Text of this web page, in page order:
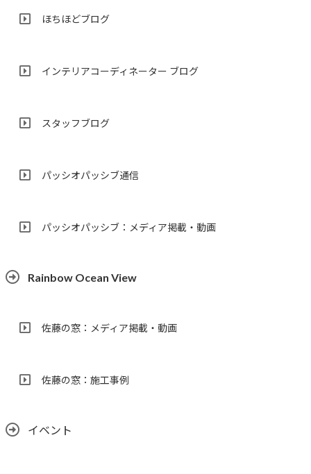
ほちほどブログ
インテリアコーディネーター ブログ
スタッフブログ
パッシオパッシブ通信
パッシオパッシブ：メディア掲載・動画
Rainbow Ocean View
佐藤の窓：メディア掲載・動画
佐藤の窓：施工事例
イベント